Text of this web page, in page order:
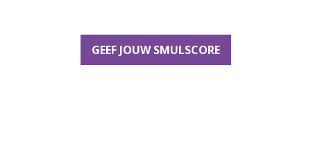
GEEF JOUW SMULSCORE